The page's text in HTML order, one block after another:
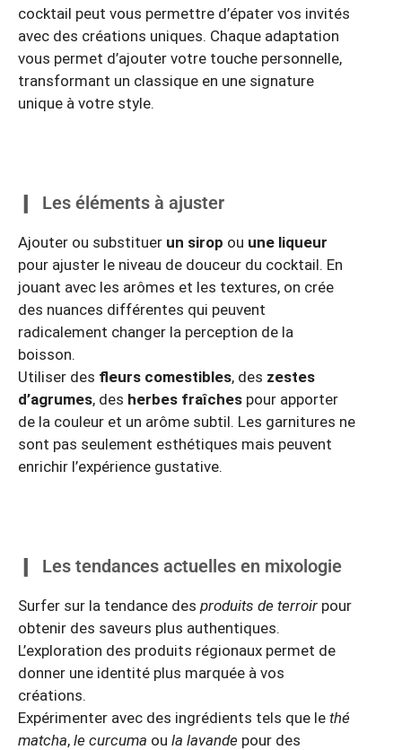
cocktail peut vous permettre d’épater vos invités
avec des créations uniques. Chaque adaptation
vous permet d’ajouter votre touche personnelle,
transformant un classique en une signature
unique à votre style.
Les éléments à ajuster
Ajouter ou substituer un sirop ou une liqueur
pour ajuster le niveau de douceur du cocktail. En
jouant avec les arômes et les textures, on crée
des nuances différentes qui peuvent
radicalement changer la perception de la
boisson.
Utiliser des fleurs comestibles, des zestes
d’agrumes, des herbes fraîches pour apporter
de la couleur et un arôme subtil. Les garnitures ne
sont pas seulement esthétiques mais peuvent
enrichir l’expérience gustative.
Les tendances actuelles en mixologie
Surfer sur la tendance des produits de terroir pour
obtenir des saveurs plus authentiques.
L’exploration des produits régionaux permet de
donner une identité plus marquée à vos
créations.
Expérimenter avec des ingrédients tels que le thé
matcha, le curcuma ou la lavande pour des